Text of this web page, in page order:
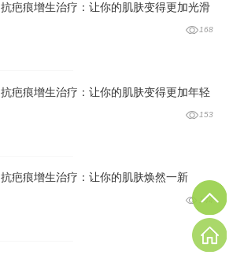
抗疤痕增生治疗：让你的肌肤变得更加光滑
168
抗疤痕增生治疗：让你的肌肤变得更加年轻
153
抗疤痕增生治疗：让你的肌肤焕然一新
144